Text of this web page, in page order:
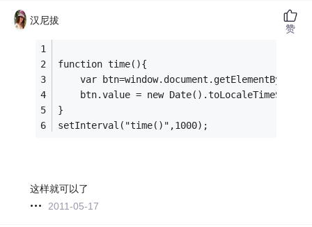
汉尼拔
function time(){
var
btn.value = new
}
setInterval("time()",1000);
这样就可以了
2011-05-17
赞